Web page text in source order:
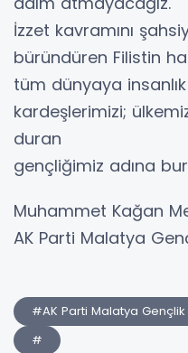
İzzet kavramını
büründüren Filistin
tüm dünyaya
kardeşlerimizi;
duran
gençliğimiz adına
Muhammet Kağan
AK Parti Malatya
#AK Parti Malatya Gençlik
#